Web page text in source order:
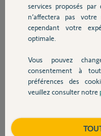
Autres produits
Devis avec un pro
Contact
Réponses
avez-vous contrôlé le
Alexandre R. il
Oui les cellules remplissent
services proposés
n’affectera pas
cependant votre
optimale.
Vous pouvez
consentement à
préférences des
veuillez consulter notre